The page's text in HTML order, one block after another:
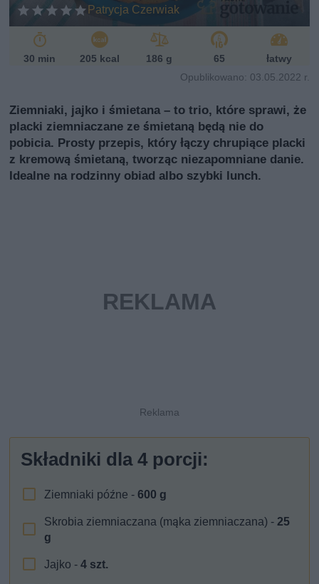
Patrycja Czerwiak
ń
30 min 205 kcal 186 g 65
łatwy
Opublikowano: 03.05.2022 r.
Ziemniaki, jajko i śmietana – to trio, które sprawi, że
placki ziemniaczane ze śmietaną będą nie do
pobicia. Prosty przepis, który łączy chrupiące placki
z kremową śmietaną, tworząc niezapomniane danie.
Idealne na rodzinny obiad albo szybki lunch.
Składniki dla4 porcji:
Ziemniaki późne -600 g
Skrobia ziemniaczana (mąka ziemniaczana) -25
g
Jajko -4 szt.